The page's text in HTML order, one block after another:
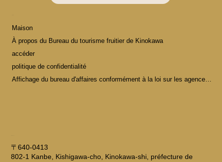
Maison
À propos du Bureau du tourisme fruitier de Kinokawa
accéder
politique de confidentialité
Affichage du bureau d'affaires conformément à la loi sur les agences de voyages
〒640-0413
802-1 Kanbe, Kishigawa-cho, Kinokawa-shi, préfecture de